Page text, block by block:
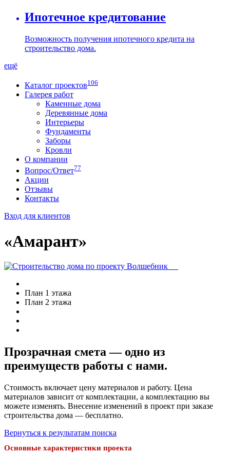
Ипотечное кредитование
Возможность получения ипотечного кредита на
строительство дома.
ещё
Каталог проектов106
Галерея работ
Каменные дома
Деревянные дома
Интерьеры
Фундаменты
Заборы
Кровли
О компании
Вопрос/Ответ77
Акции
Отзывы
Контакты
Вход для клиентов
«Амарант»
План 1 этажа
План 2 этажа
Прозрачная смета — одно из
преимуществ работы с нами.
Стоимость включает цену материалов и работу. Цена
материалов зависит от комплектации, а комплектацию вы
можете изменять. Внесение изменений в проект при заказе
строительства дома — бесплатно.
Вернуться к результатам поиска
Основные характеристики проекта